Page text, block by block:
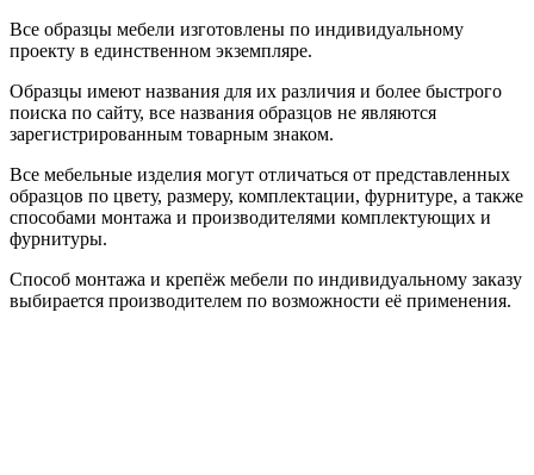
Все образцы мебели изготовлены по индивидуальному
проекту в единственном экземпляре.
Образцы имеют названия для их различия и более быстрого
поиска по сайту, все названия образцов не являются
зарегистрированным товарным знаком.
Все мебельные изделия могут отличаться от представленных
образцов по цвету, размеру, комплектации, фурнитуре, а также
способами монтажа и производителями комплектующих и
фурнитуры.
Способ монтажа и крепёж мебели по индивидуальному заказу
выбирается производителем по возможности её применения.